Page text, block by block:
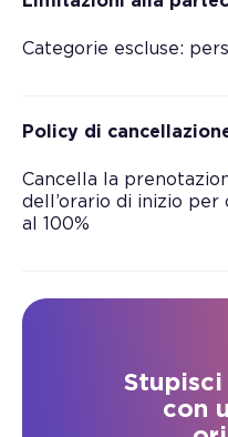
Categorie escluse:
Policy di
Cancella la
dell’orario di inizio
al 100%
con